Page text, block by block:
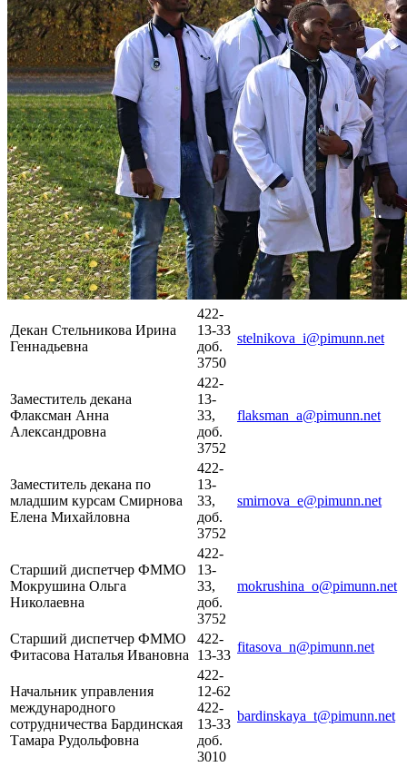
Декан Стельникова Ирина
Геннадьевна
422-
13-33
доб.
3750
stelnikova_i@pimunn.net
Заместитель декана
Флаксман Анна
Александровна
422-
13-
33,
доб.
3752
flaksman_a@pimunn.net
Заместитель декана по
младшим курсам Смирнова
Елена Михайловна
422-
13-
33,
доб.
3752
smirnova_e@pimunn.net
Старший диспетчер ФММО
Мокрушина Ольга
Николаевна
422-
13-
33,
доб.
3752
mokrushina_o@pimunn.net
Старший диспетчер ФММО
Фитасова Наталья Ивановна
422-
13-33
fitasova_n@pimunn.net
Начальник управления
международного
сотрудничества Бардинская
Тамара Рудольфовна
422-
12-62
422-
13-33
доб.
3010
bardinskaya_t@pimunn.net